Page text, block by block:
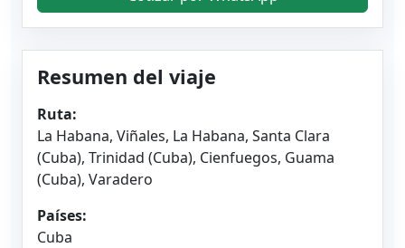
Resumen del viaje
Ruta:
La Habana, Viñales, La Habana, Santa Clara
(Cuba), Trinidad (Cuba), Cienfuegos, Guama
(Cuba), Varadero
Países:
Cuba